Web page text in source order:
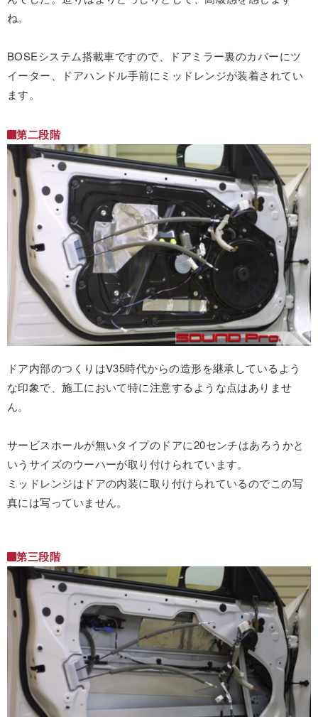
ね。
BOSEシステム搭載車ですので、ドアミラー裏のカバーにツ
イーター、ドアハンドル手前にミッドレンジが装着されてい
ます。
第二段階
ドア内部のつくりはV35時代からの造形を継承しているよう
な印象で、施工において特に注意するような点はありませ
ん。
サービスホールが無いタイプのドアに20センチはあろうかと
いうサイズのウーハーが取り付けられています。
ミッドレンジはドアの内装に取り付けられているのでこの写
真には写っていません。
第三段階